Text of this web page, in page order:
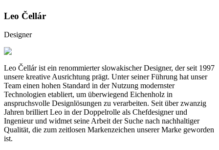
Leo Čellár
Designer
Leo Čellár ist ein renommierter slowakischer Designer, der seit 1997
unsere kreative Ausrichtung prägt. Unter seiner Führung hat unser
Team einen hohen Standard in der Nutzung modernster
Technologien etabliert, um überwiegend Eichenholz in
anspruchsvolle Designlösungen zu verarbeiten. Seit über zwanzig
Jahren brilliert Leo in der Doppelrolle als Chefdesigner und
Ingenieur und widmet seine Arbeit der Suche nach nachhaltiger
Qualität, die zum zeitlosen Markenzeichen unserer Marke geworden
ist.